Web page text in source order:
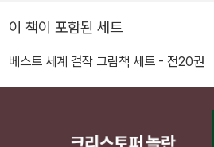
이 책이 포함된 세트
베스트 세계 걸작 그림책 세트 - 전20권